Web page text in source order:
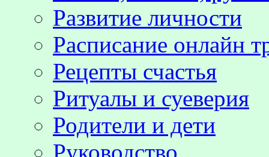
Развитие личности
Расписание онлайн
Рецепты счастья
Ритуалы и суеверия
Родители и дети